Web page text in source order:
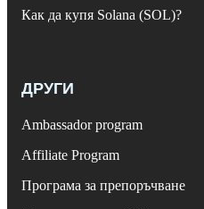
Как да купя Solana (SOL)?
ДРУГИ
Ambassador program
Affiliate Program
Програма за препоръчване